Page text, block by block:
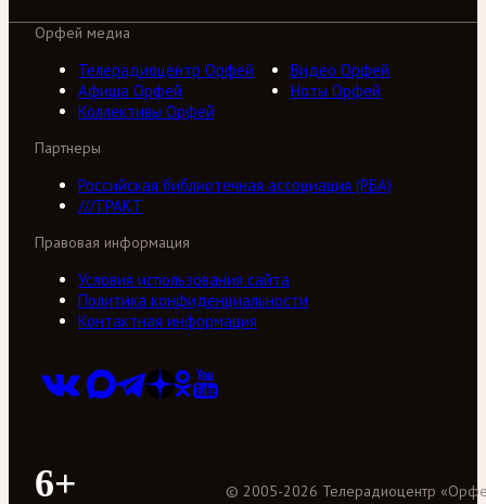
Орфей медиа
Телерадиоцентр Орфей
Видео Орфей
Афиша Орфей
Ноты Орфей
Коллективы Орфей
Партнеры
Российская библиотечная ассоциация (РБА)
///ТРАКТ
Правовая информация
Условия использования сайта
Политика конфиденциальности
Контактная информация
6+ © 2005-2026 Телерадиоцентр